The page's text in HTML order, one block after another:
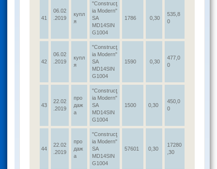
41
06.02
.2019
купл
я
"Construcţ
ia Modern"
SA
MD14SIN
G1004
1786 0,30
535,8
0
42
06.02
.2019
купл
я
"Construcţ
ia Modern"
SA
MD14SIN
G1004
1590 0,30
477,0
0
43
22.02
.2019
про
даж
а
"Construcţ
ia Modern"
SA
MD14SIN
G1004
1500 0,30
450,0
0
44
22.02
.2019
про
даж
а
"Construcţ
ia Modern"
SA
MD14SIN
G1004
57601 0,30
17280
,30